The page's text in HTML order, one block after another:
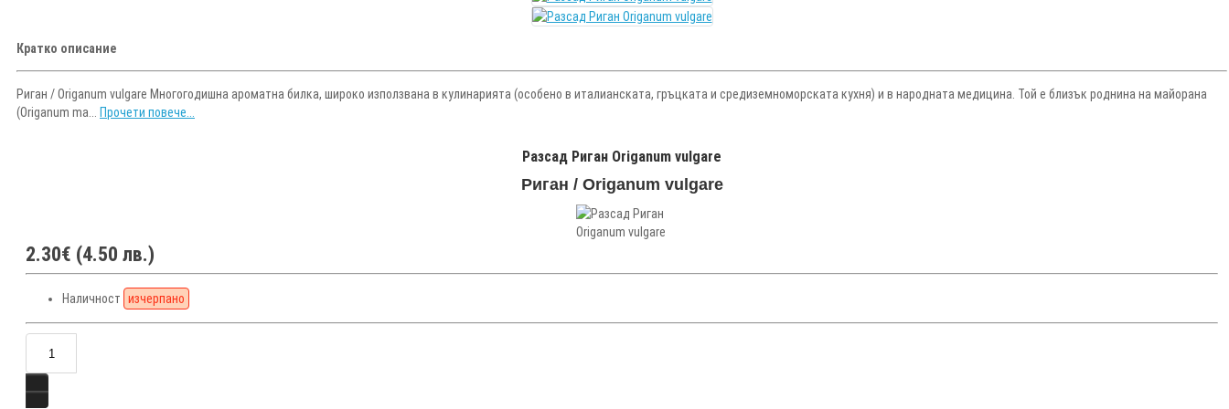
Кратко описание
Риган / Origanum vulgare Многогодишна ароматна билка, широко използвана в кулинарията (особено в италианската, гръцката и средиземноморската кухня) и в народната медицина. Той е близък роднина на майорана
(Origanum ma... Прочети повече...
Разсад Риган Origanum vulgare
Риган / Origanum vulgare
2.30€ (4.50 лв.)
Наличност изчерпано